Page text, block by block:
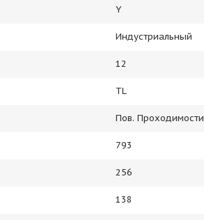
Y
Индустриальный
12
TL
Пов. Проходимости
793
256
138